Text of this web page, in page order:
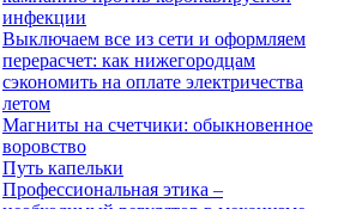
инфекции
Выключаем все из сети и оформляем
перерасчет: как нижегородцам
сэкономить на оплате электричества
летом
Магниты на счетчики: обыкновенное
воровство
Путь капельки
Профессиональная этика –